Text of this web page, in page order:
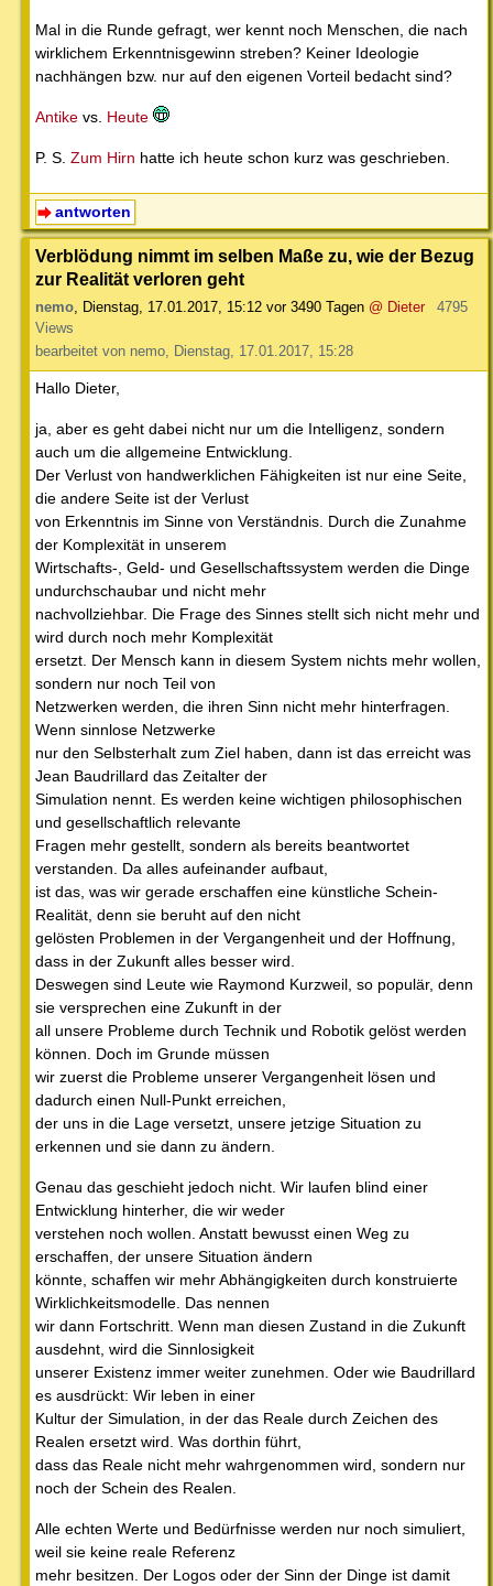
Mal in die Runde gefragt, wer kennt noch Menschen, die nach
wirklichem Erkenntnisgewinn streben? Keiner Ideologie
nachhängen bzw. nur auf den eigenen Vorteil bedacht sind?
Antike vs. Heute
P. S. Zum Hirn hatte ich heute schon kurz was geschrieben.
antworten
Verblödung nimmt im selben Maße zu, wie der Bezug
zur Realität verloren geht
nemo, Dienstag, 17.01.2017, 15:12 vor 3490 Tagen @ Dieter
4795
Views
bearbeitet von nemo, Dienstag, 17.01.2017, 15:28
Hallo Dieter,
ja, aber es geht dabei nicht nur um die Intelligenz, sondern
auch um die allgemeine Entwicklung.
Der Verlust von handwerklichen Fähigkeiten ist nur eine Seite,
die andere Seite ist der Verlust
von Erkenntnis im Sinne von Verständnis. Durch die Zunahme
der Komplexität in unserem
Wirtschafts-, Geld- und Gesellschaftssystem werden die Dinge
undurchschaubar und nicht mehr
nachvollziehbar. Die Frage des Sinnes stellt sich nicht mehr und
wird durch noch mehr Komplexität
ersetzt. Der Mensch kann in diesem System nichts mehr wollen,
sondern nur noch Teil von
Netzwerken werden, die ihren Sinn nicht mehr hinterfragen.
Wenn sinnlose Netzwerke
nur den Selbsterhalt zum Ziel haben, dann ist das erreicht was
Jean Baudrillard das Zeitalter der
Simulation nennt. Es werden keine wichtigen philosophischen
und gesellschaftlich relevante
Fragen mehr gestellt, sondern als bereits beantwortet
verstanden. Da alles aufeinander aufbaut,
ist das, was wir gerade erschaffen eine künstliche Schein-
Realität, denn sie beruht auf den nicht
gelösten Problemen in der Vergangenheit und der Hoffnung,
dass in der Zukunft alles besser wird.
Deswegen sind Leute wie Raymond Kurzweil, so populär, denn
sie versprechen eine Zukunft in der
all unsere Probleme durch Technik und Robotik gelöst werden
können. Doch im Grunde müssen
wir zuerst die Probleme unserer Vergangenheit lösen und
dadurch einen Null-Punkt erreichen,
der uns in die Lage versetzt, unsere jetzige Situation zu
erkennen und sie dann zu ändern.
Genau das geschieht jedoch nicht. Wir laufen blind einer
Entwicklung hinterher, die wir weder
verstehen noch wollen. Anstatt bewusst einen Weg zu
erschaffen, der unsere Situation ändern
könnte, schaffen wir mehr Abhängigkeiten durch konstruierte
Wirklichkeitsmodelle. Das nennen
wir dann Fortschritt. Wenn man diesen Zustand in die Zukunft
ausdehnt, wird die Sinnlosigkeit
unserer Existenz immer weiter zunehmen. Oder wie Baudrillard
es ausdrückt: Wir leben in einer
Kultur der Simulation, in der das Reale durch Zeichen des
Realen ersetzt wird. Was dorthin führt,
dass das Reale nicht mehr wahrgenommen wird, sondern nur
noch der Schein des Realen.
Alle echten Werte und Bedürfnisse werden nur noch simuliert,
weil sie keine reale Referenz
mehr besitzen. Der Logos oder der Sinn der Dinge ist damit